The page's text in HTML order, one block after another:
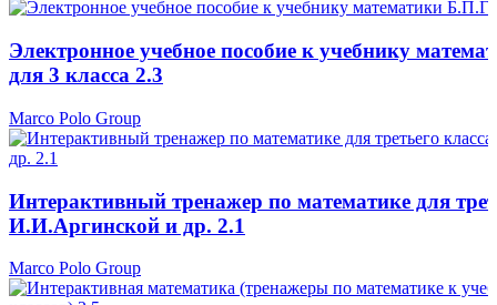
Электронное учебное пособие к учебнику
для 3 класса 2.3
Marco Polo Group
Интерактивный тренажер по математике для
И.И.Аргинской и др. 2.1
Marco Polo Group